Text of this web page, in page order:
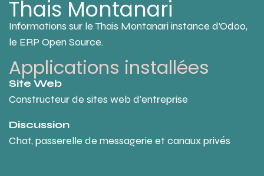
Se rendre au contenu
Thais Montanari
Informations sur le Thais Montanari instance d'Odoo,
le ERP Open Source.
Applications installées
Site Web
Constructeur de sites web d'entreprise
Discussion
Chat, passerelle de messagerie et canaux privés